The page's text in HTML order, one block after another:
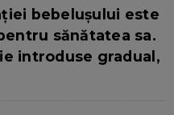
bebelușului este
sănătatea sa.
introduse gradual,